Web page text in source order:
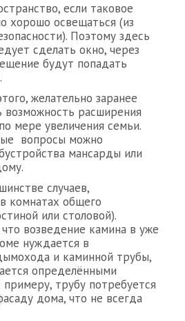
если таковое
хорошо освещаться (из
Поэтому здесь
сделать окно, через
будут попадать
желательно заранее
возможность расширения
мере увеличения семьи.
вопросы можно
мансарды или
случаев,
комнатах общего
или столовой).
возведение камина в уже
нуждается в
и каминной трубы,
определёнными
трубу потребуется
дома, что не всегда